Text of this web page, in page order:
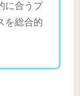
に合うプ
を総合的